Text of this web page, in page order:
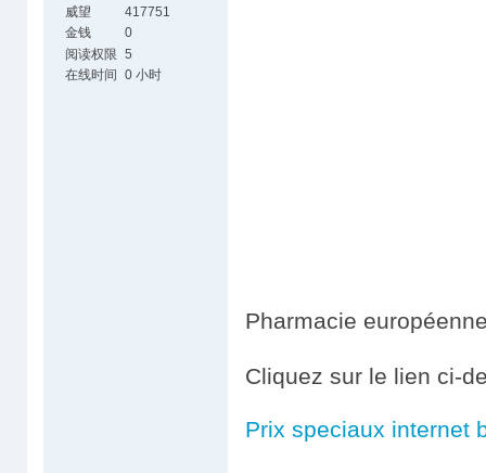
威望
417751
金钱
0
阅读权限 5
在线时间 0 小时
Pharmacie
Cliquez sur le lien ci-
Prix speciaux internet